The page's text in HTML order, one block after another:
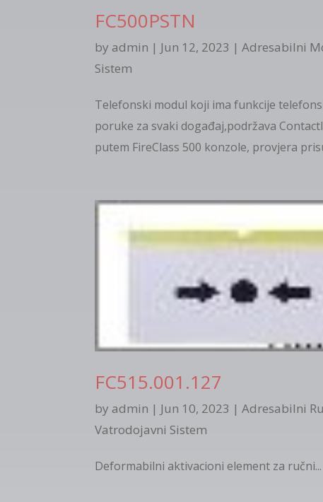
FC500PSTN
byadmin | Jun 12, 2023 |Adresabilni
Sistem
Telefonski modul koji ima funkcije
poruke za svaki događaj,podržava
putem FireClass 500 konzole, provjera
FC515.001.127
byadmin | Jun 10, 2023 |Adresabilni
Vatrodojavni Sistem
Deformabilni aktivacioni element za ručni...